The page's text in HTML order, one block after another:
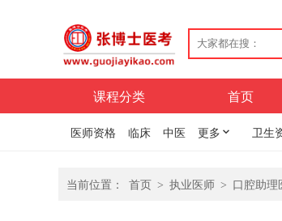
课程分类 首页
医师资格 临床 中医 更多 卫生
当前位置： 首页 > 执业医师 > 口腔助理